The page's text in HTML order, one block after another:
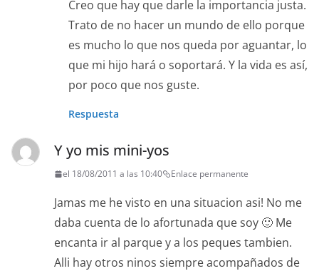
Creo que hay que darle la importancia justa.
Trato de no hacer un mundo de ello porque
es mucho lo que nos queda por aguantar, lo
que mi hijo hará o soportará. Y la vida es así,
por poco que nos guste.
Respuesta
Y yo mis mini-yos
el 18/08/2011 a las 10:40 Enlace permanente
Jamas me he visto en una situacion asi! No me
daba cuenta de lo afortunada que soy 🙂 Me
encanta ir al parque y a los peques tambien.
Alli hay otros ninos siempre acompañados de